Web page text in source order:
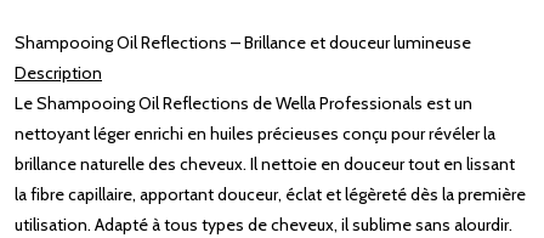
Shampooing Oil Reflections – Brillance et douceur lumineuse
Description
Le Shampooing Oil Reflections de Wella Professionals est un
nettoyant léger enrichi en huiles précieuses conçu pour révéler la
brillance naturelle des cheveux. Il nettoie en douceur tout en lissant
la fibre capillaire, apportant douceur, éclat et légèreté dès la première
utilisation. Adapté à tous types de cheveux, il sublime sans alourdir.